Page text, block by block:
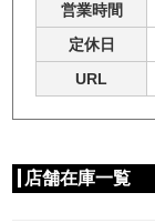
営業時間
定休日
URL
店舗在庫一覧